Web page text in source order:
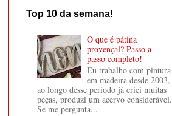
Top 10 da semana!
O que é pátina
provençal? Passo a
passo completo!
Eu trabalho com pintura
em madeira desde 2003,
ao longo desse período já criei muitas
peças, produzi um acervo considerável.
Se me pergunta...